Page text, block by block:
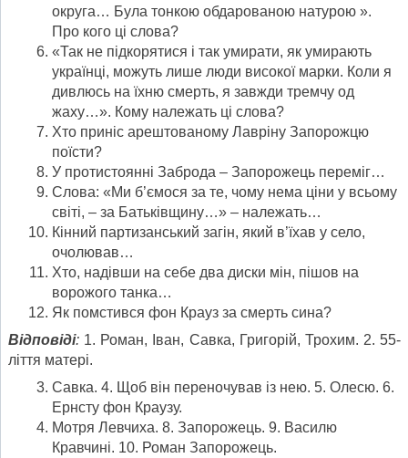
округа… Була тонкою обдарованою натурою ».
Про кого ці слова?
«Так не підкорятися і так умирати, як умирають
українці, можуть лише люди високої марки. Коли я
дивлюсь на їхню смерть, я завжди тремчу од
жаху…». Кому належать ці слова?
Хто приніс арештованому Лавріну Запорожцю
поїсти?
У протистоянні Заброда – Запорожець переміг…
Слова: «Ми б’ємося за те, чому нема ціни у всьому
світі, – за Батьківщину…» – належать…
Кінний партизанський загін, який в’їхав у село,
очолював…
Хто, надівши на себе два диски мін, пішов на
ворожого танка…
Як помстився фон Крауз за смерть сина?
Відповіді: 1. Роман, Іван, Савка, Григорій, Трохим. 2. 55-
ліття матері.
Савка. 4. Щоб він переночував із нею. 5. Олесю. 6.
Ернсту фон Краузу.
Мотря Левчиха. 8. Запорожець. 9. Василю
Кравчині. 10. Роман Запорожець.